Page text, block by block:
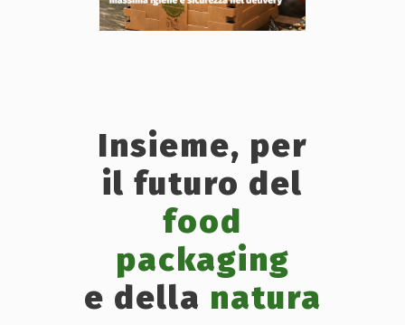
Insieme, per
il futuro del
food
packaging
e della natura